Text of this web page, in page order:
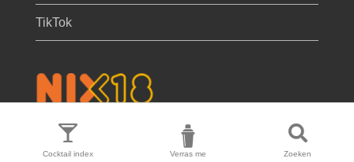
TikTok
Privacy & cookies
Cocktail index Verras me Zoeken